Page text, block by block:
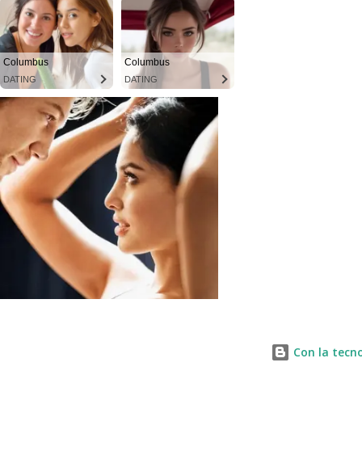
https://www.youtube.com/c/dilmervalecillos
Columbus
DATING
Columbus
DATING
Con la